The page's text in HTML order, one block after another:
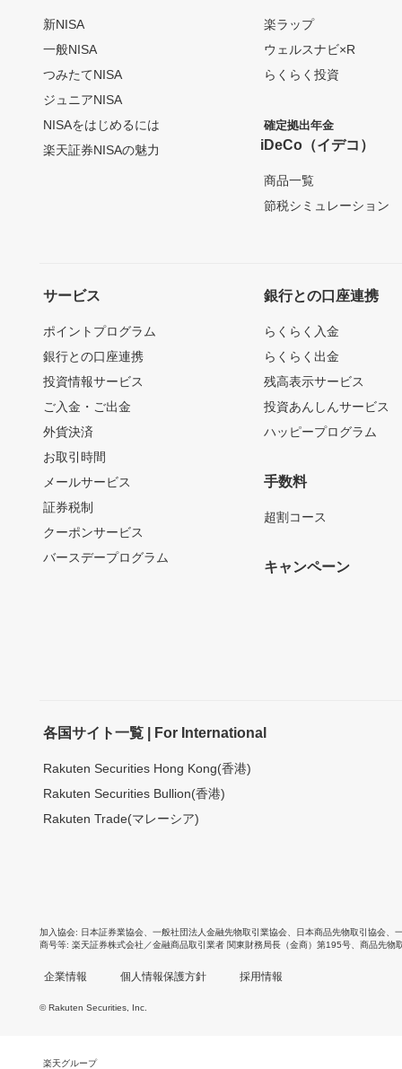
新NISA
一般NISA
つみたてNISA
ジュニアNISA
NISAをはじめるには
楽天証券NISAの魅力
楽ラップ
ウェルスナビ×R
らくらく投資
確定拠出年金
iDeCo（イデコ）
商品一覧
節税シミュレーション
サービス
ポイントプログラム
銀行との口座連携
投資情報サービス
ご入金・ご出金
外貨決済
お取引時間
メールサービス
証券税制
クーポンサービス
バースデープログラム
銀行との口座連携
らくらく入金
らくらく出金
残高表示サービス
投資あんしんサービス
ハッピープログラム
手数料
超割コース
キャンペーン
各国サイト一覧 | For International
Rakuten Securities Hong Kong(香港)
Rakuten Securities Bullion(香港)
Rakuten Trade(マレーシア)
加入協会 日本証券業協会 一般社団法人金融先物取引業協会 日本商品先物取引協会
商号等 楽天証券株式会社／金融商品取引業者 関東財務局長（金商）第195号、商品先物
企業情報 個人情報保護方針 採用情報
© Rakuten Securities, Inc.
楽天グループ